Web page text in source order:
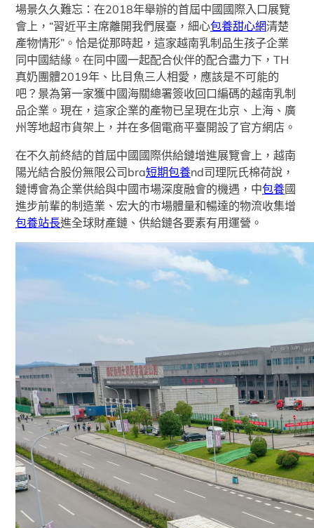
場景久久難忘：在2018年舉辦的首屆中國國際入口展覽
會上，“習近平主席離開我們展臺，細心包養甜心網清楚
產物情形”。恰是從那時起，這家越南乳制品生孩子企業
同中國結緣。在同中國一起配合伙伴的配合盡力下，TH
真奶團體2019年、比目魚三人相愛，應該是不可能的
吧？景為第一家獲中國海關總署簽收回口編碼的越南乳制
品企業。現在，這家企業的產物已呈現在北京、上海、廣
州等地超市貨架上，并在多個電商平臺開設了官方網店。
在不久前終結的首屆中國國際供給鏈增進展覽會上，越南
陽光結合股份無限公司bra短期包養nd司理阮氏棉荷說，
鏈博會為企業供給與中國市場深度融會的機遇，中包養國
進步前輩的制造業、宏大的市場體量和暢達的物流收集增
包養站長進全球財產鏈、供給鏈各要素有用運營。